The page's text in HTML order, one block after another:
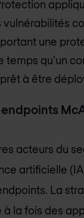
vulnérabilités
une
temps qu'un
à être
acteurs du
artificielle
La
la fois des